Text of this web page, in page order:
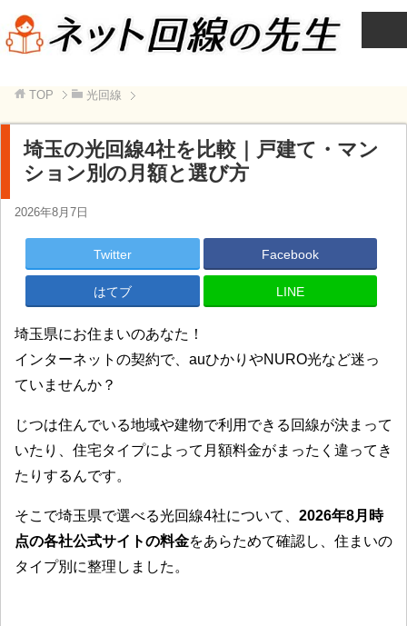
TOP 光回線
埼玉の光回線4社を比較｜戸建て・マン
ション別の月額と選び方
2026年8月7日
Twitter Facebook
はてブ LINE
埼玉県にお住まいのあなた！
インターネットの契約で、auひかりやNURO光など迷っ
ていませんか？
じつは住んでいる地域や建物で利用できる回線が決まって
いたり、住宅タイプによって月額料金がまったく違ってき
たりするんです。
そこで埼玉県で選べる光回線4社について、 2026年8月時
点の各社公式サイトの料金をあらためて確認し、住まいの
タイプ別に整理しました。